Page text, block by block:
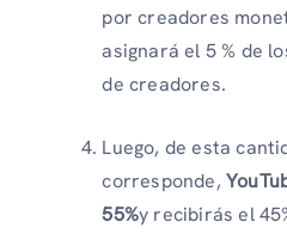
por creadores
asignará el 5 % de
de creadores.
Luego, de esta
corresponde,
55%y recibirás el